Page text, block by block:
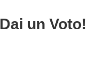
Dai un Voto!